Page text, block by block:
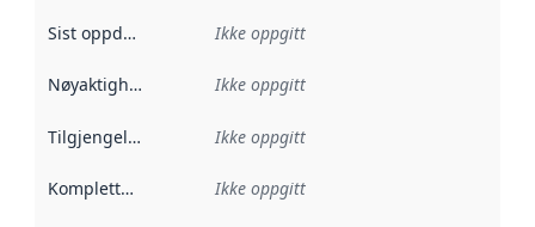
Sist oppdatert Ikke oppgitt
Nøyaktighet Ikke oppgitt
Tilgjengelighet Ikke oppgitt
Kompletthet Ikke oppgitt